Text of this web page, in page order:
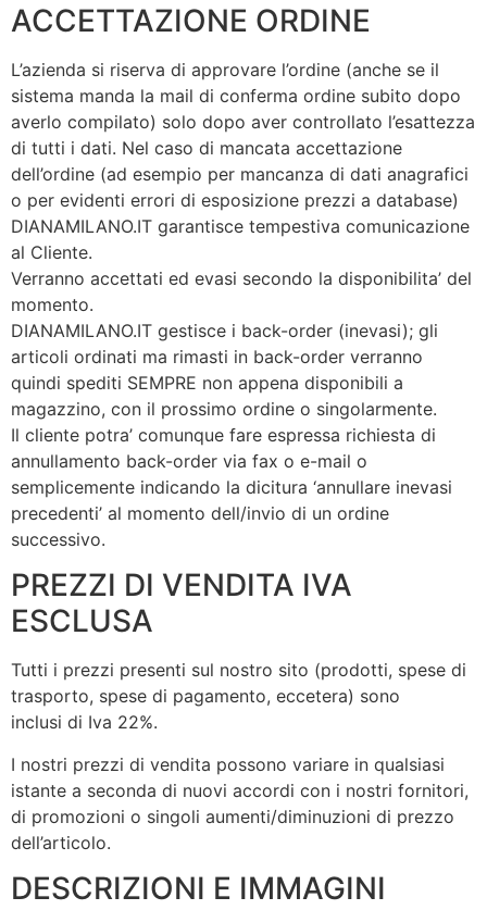
ACCETTAZIONE ORDINE
L’azienda si riserva di approvare l’ordine (anche se il
sistema manda la mail di conferma ordine subito dopo
averlo compilato) solo dopo aver controllato l’esattezza
di tutti i dati. Nel caso di mancata accettazione
dell’ordine (ad esempio per mancanza di dati anagrafici
o per evidenti errori di esposizione prezzi a database)
DIANAMILANO.IT garantisce tempestiva comunicazione
al Cliente.
Verranno accettati ed evasi secondo la disponibilita’ del
momento.
DIANAMILANO.IT gestisce i back-order (inevasi); gli
articoli ordinati ma rimasti in back-order verranno
quindi spediti SEMPRE non appena disponibili a
magazzino, con il prossimo ordine o singolarmente.
Il cliente potra’ comunque fare espressa richiesta di
annullamento back-order via fax o e-mail o
semplicemente indicando la dicitura ‘annullare inevasi
precedenti’ al momento dell/invio di un ordine
successivo.
PREZZI DI VENDITA IVA
ESCLUSA
Tutti i prezzi presenti sul nostro sito (prodotti, spese di
trasporto, spese di pagamento, eccetera) sono
inclusi di Iva 22%.
I nostri prezzi di vendita possono variare in qualsiasi
istante a seconda di nuovi accordi con i nostri fornitori,
di promozioni o singoli aumenti/diminuzioni di prezzo
dell’articolo.
DESCRIZIONI E IMMAGINI